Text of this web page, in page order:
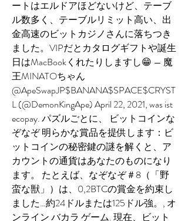
ートはエルドアほどないけど、テーブ
ル数多く、テーブルリミット高い、出
金高速のビットカジノさんに落ちつき
ました。VIPだとカタログギフトや誕生
日はMacBookくれたりしますし😁 — 魔
王MINATOちゃん
@ApeSwapJP$BANANA$SPACE$CRYST
L (@DemonKingApe) April 22, 2021, was ist
ecopay. パズルごとに、 ビットコインな
ぞなぞ 明らかな賞品を提供します：ビ
ットコインの秘密鍵の謎を解くと、ア
カウントの通貨はあなたのものになり
ます。 たとえば、なぞなぞ＃8（「野
蛮な獣」）は、0,2BTCの賞金を約束し
ました…約24ドルまたは125ドル強。, オ
ンライン バカラ ゲーム. 現在、ビット